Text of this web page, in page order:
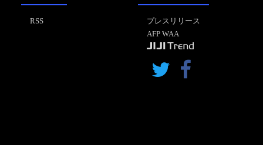
RSS
プレスリリース
AFP WAA